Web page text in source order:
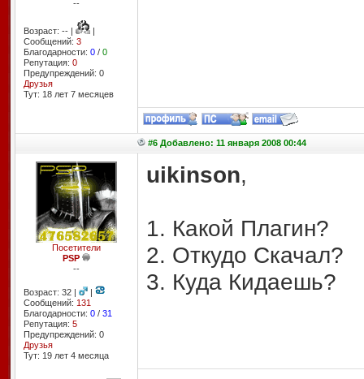
--
Возраст: -- |
|
Сообщений: 3
Благодарности: 0/ 0
Репутация: 0
Предупреждений: 0
Друзья
Тут: 18 лет 7 месяцев
#6 Добавлено: 11 января 2008 00:44
Посетители
PSP
--
Возраст: 32 |
|
Сообщений: 131
Благодарности: 0/ 31
Репутация: 5
Предупреждений: 0
Друзья
Тут: 19 лет 4 месяцa
uikinson,
1. Какой Плагин?
2. Откудо Скачал?
3. Куда Кидаешь?